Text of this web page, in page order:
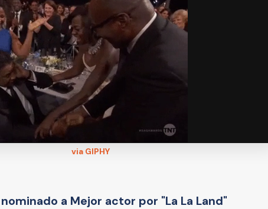
via GIPHY
a Mejor actor por "La La Land"